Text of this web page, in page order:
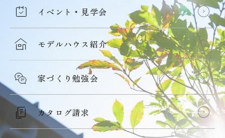
イベント・見学会
モデルハウス紹介
家づくり勉強会
カタログ請求